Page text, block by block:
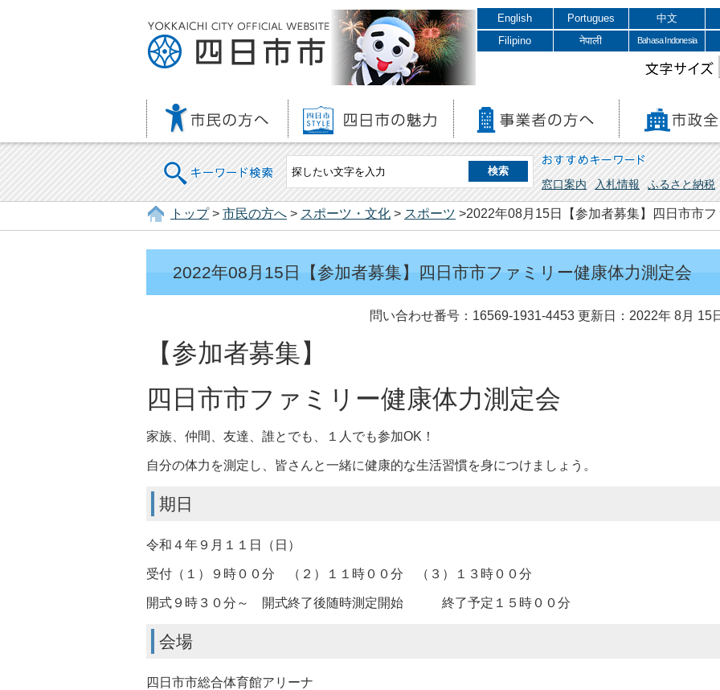
English Portugues
中文
Filipino
नेपाली Bahasa Indonesia
文字サイズ
キーワード検索 おすすめキーワード
窓口案内 入札情報 ふるさと納税
トップ> 市民の方へ > スポーツ・文化 > スポーツ >2022年08月15日【参加者募集】四日市市
2022年08月15日【参加者募集】四日市市ファミリー健康体力測定会
問い合わせ番号：16569-1931-4453 更新日：2022年 8月 15
【参加者募集】
四日市市ファミリー健康体力測定会
家族、仲間、友達、誰とでも、１人でも参加OK！
自分の体力を測定し、皆さんと一緒に健康的な生活習慣を身につけましょう。
期日
令和４年９月１１日（日）
受付（１）９時００分 （２）１１時００分 （３）１３時００分
開式９時３０分～ 開式終了後随時測定開始 終了予定１５時００分
会場
四日市市総合体育館アリーナ